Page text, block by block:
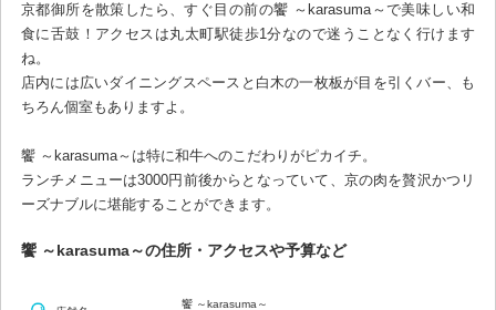
京都御所を散策したら、すぐ目の前の饗 ～karasuma～で美味しい和
食に舌鼓！アクセスは丸太町駅徒歩1分なので迷うことなく行けます
ね。
店内には広いダイニングスペースと白木の一枚板が目を引くバー、も
ちろん個室もありますよ。
饗 ～karasuma～は特に和牛へのこだわりがピカイチ。
ランチメニューは3000円前後からとなっていて、京の肉を贅沢かつリ
ーズナブルに堪能することができます。
饗 ～karasuma～の住所・アクセスや予算など
饗 ～karasuma～